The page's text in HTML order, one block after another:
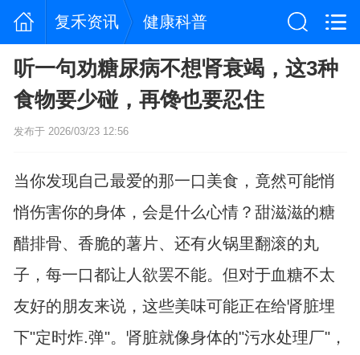
复禾资讯 健康科普
听一句劝糖尿病不想肾衰竭，这3种
食物要少碰，再馋也要忍住
发布于 2026/03/23 12:56
当你发现自己最爱的那一口美食，竟然可能悄
悄伤害你的身体，会是什么心情？甜滋滋的糖
醋排骨、香脆的薯片、还有火锅里翻滚的丸
子，每一口都让人欲罢不能。但对于血糖不太
友好的朋友来说，这些美味可能正在给肾脏埋
下"定时炸.弹"。肾脏就像身体的"污水处理厂"，